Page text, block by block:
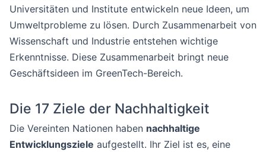
Universitäten und Institute entwickeln neue Ideen, um
Umweltprobleme zu lösen. Durch Zusammenarbeit von
Wissenschaft und Industrie entstehen wichtige
Erkenntnisse. Diese Zusammenarbeit bringt neue
Geschäftsideen im GreenTech-Bereich.
Die 17 Ziele der Nachhaltigkeit
Die Vereinten Nationen haben nachhaltige
Entwicklungsziele aufgestellt. Ihr Ziel ist es, eine